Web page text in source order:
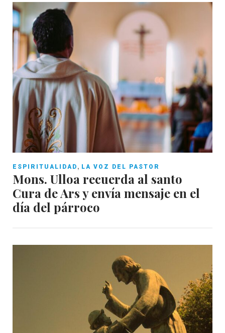
ESPIRITUALIDAD , LA VOZ DEL PASTOR
Mons. Ulloa recuerda al santo
Cura de Ars y envía mensaje en el
día del párroco